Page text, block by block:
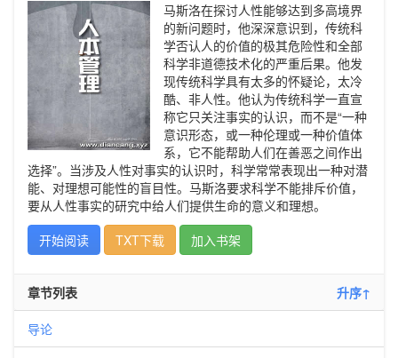
马斯洛在探讨人性能够达到多高境界
的新问题时，他深深意识到，传统科
学否认人的价值的极其危险性和全部
科学非道德技术化的严重后果。他发
现传统科学具有太多的怀疑论，太冷
酷、非人性。他认为传统科学一直宣
称它只关注事实的认识，而不是“一种
意识形态，或一种伦理或一种价值体
系，它不能帮助人们在善恶之间作出
选择”。当涉及人性对事实的认识时，科学常常表现出一种对潜
能、对理想可能性的盲目性。马斯洛要求科学不能排斥价值，
要从人性事实的研究中给人们提供生命的意义和理想。
开始阅读
TXT下载 加入书架
章节列表 升序↑
导论